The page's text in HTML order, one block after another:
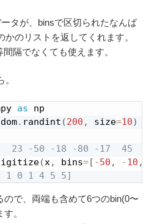
タが、binsで区切られたなんば
のリストを返してくれます。
隔でなくても使えます。
as np
. randint (200 , size=10)
23 -50 -18 -80 -17  45  66
(x, bins=[ -50 , -10 ,
1 0 1 4 5 5]
ので、両端も含めて6つのbin(0〜
。